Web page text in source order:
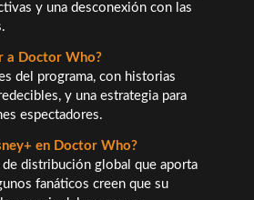
y una desconexión con las
a Doctor Who?
del programa, con historias
y una estrategia para
espectadores.
en Doctor Who?
de distribución global que aporta
fanáticos creen que su